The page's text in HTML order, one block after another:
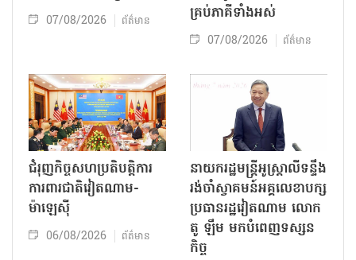
07/08/2026 ព័ត៌មាន
គ្រប់ភាគីទាំងអស់
07/08/2026 ព័ត៌មាន
ជំរុញកិច្ចសហប្រតិបត្តិការ
ការពារជាតិវៀតណាម-
ម៉ាឡេស៊ី
06/08/2026 ព័ត៌មាន
នាយករដ្ឋមន្ត្រីអូស្ត្រាលីទន្ទឹង
រង់ចាំស្វាគមន៍អគ្គលេខាបក្ស
ប្រធានរដ្ឋវៀតណាម លោក
តូ ឡឹម មកបំពេញទស្សន
កិច្ច